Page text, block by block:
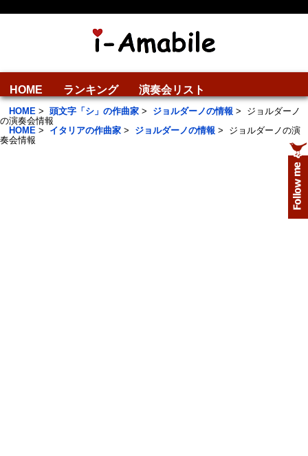
HOME ランキング 演奏会リスト
HOME > 頭文字「シ」の作曲家 > ジョルダーノの情報 > ジョルダーノ
の演奏会情報
HOME > イタリアの作曲家 > ジョルダーノの情報 > ジョルダーノの演
奏会情報